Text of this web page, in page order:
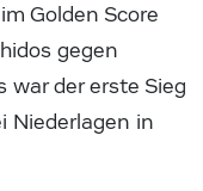
Golden Score
gegen
war der erste Sieg
Niederlagen in